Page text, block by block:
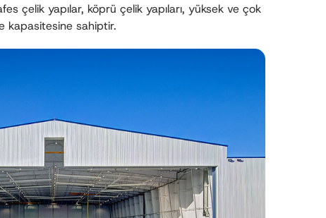
çelik yapılar, köprü çelik yapıları, yüksek ve çok
kapasitesine sahiptir.